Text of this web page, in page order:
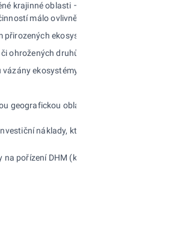
krajinné oblasti – označované jako
málo ovlivněné ekosystémy, v nichž
ekosystémů lesních a
druhů ve fragmentech
ekosystémy významné v národním
geografickou oblast
náklady, které se vztahují k
pořízení DHM (koupí nebo vlastní